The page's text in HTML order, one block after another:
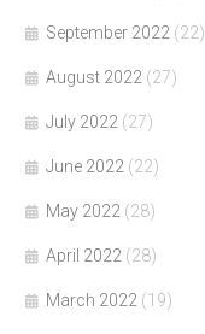
September 2022 (22)
August 2022 (27)
July 2022 (27)
June 2022 (22)
May 2022 (28)
April 2022 (28)
March 2022 (19)